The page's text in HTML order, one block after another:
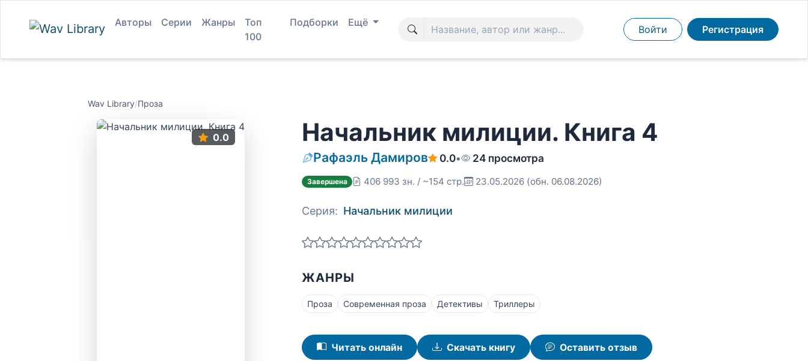
Авторы Серии Жанры
Топ
100
Подборки Ещё
Войти Регистрация
Wav Library/Проза
0.0 Начальник милиции. Книга 4
Рафаэль Дамиров 0.0• 24 просмотра
Завершена 406 993 зн. / ~154 стр. 23.05.2026 (обн. 06.08.2026)
Серия: Начальник милиции
ЖАНРЫ
Проза Современная проза Детективы Триллеры
Читать онлайн Скачать книгу Оставить отзыв